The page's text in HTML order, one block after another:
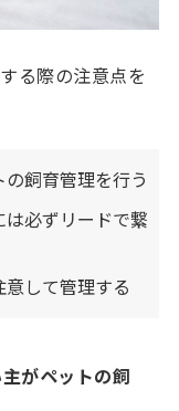
る際の注意点を
飼育管理を行う
必ずリードで繋
して管理する
がペットの飼